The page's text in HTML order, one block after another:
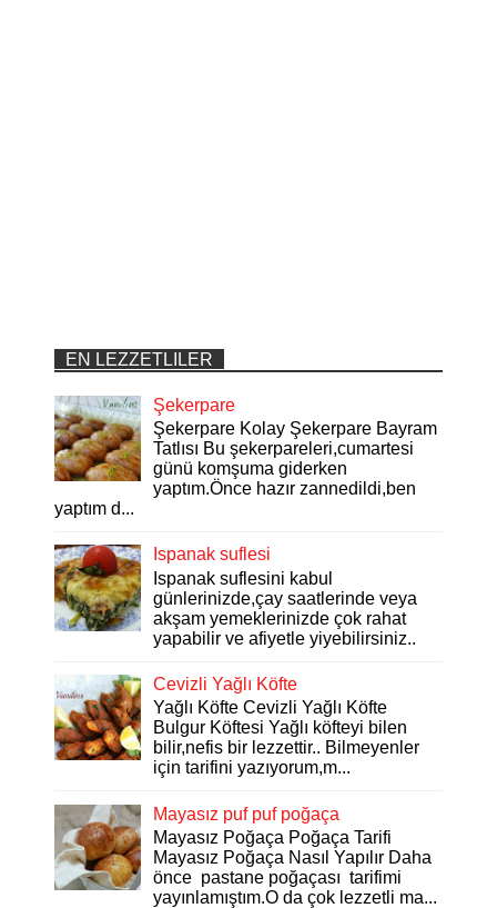
EN LEZZETLILER
Şekerpare
Şekerpare Kolay Şekerpare Bayram
Tatlısı Bu şekerpareleri,cumartesi
günü komşuma giderken
yaptım.Önce hazır zannedildi,ben
yaptım d...
Ispanak suflesi
Ispanak suflesini kabul
günlerinizde,çay saatlerinde veya
akşam yemeklerinizde çok rahat
yapabilir ve afiyetle yiyebilirsiniz..
Cevizli Yağlı Köfte
Yağlı Köfte Cevizli Yağlı Köfte
Bulgur Köftesi Yağlı köfteyi bilen
bilir,nefis bir lezzettir.. Bilmeyenler
için tarifini yazıyorum,m...
Mayasız puf puf poğaça
Mayasız Poğaça Poğaça Tarifi
Mayasız Poğaça Nasıl Yapılır Daha
önce pastane poğaçası tarifimi
yayınlamıştım.O da çok lezzetli ma...